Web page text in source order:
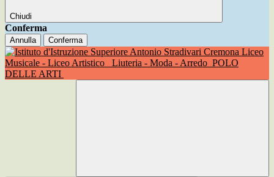
Chiudi
Conferma
Annulla Conferma
Liceo
Musicale - Liceo Artistico
Liuteria - Moda - Arredo POLO
DELLE ARTI